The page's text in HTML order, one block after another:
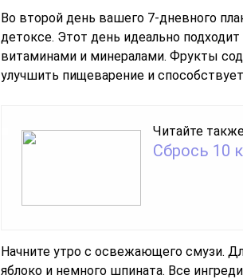
Во второй день вашего 7-дневного
детоксе. Этот день идеально
витаминами и минералами. Фрукты
улучшить пищеварение и
Читайте
Сбрось 10
Начните утро с освежающего смузи.
яблоко и немного шпината. Все